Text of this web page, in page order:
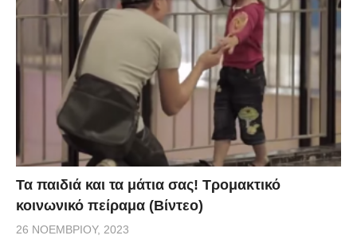
Τα παιδιά και τα μάτια σας! Τρομακτικό
κοινωνικό πείραμα (Βίντεο)
26 ΝΟΕΜΒΡΊΟΥ, 2023